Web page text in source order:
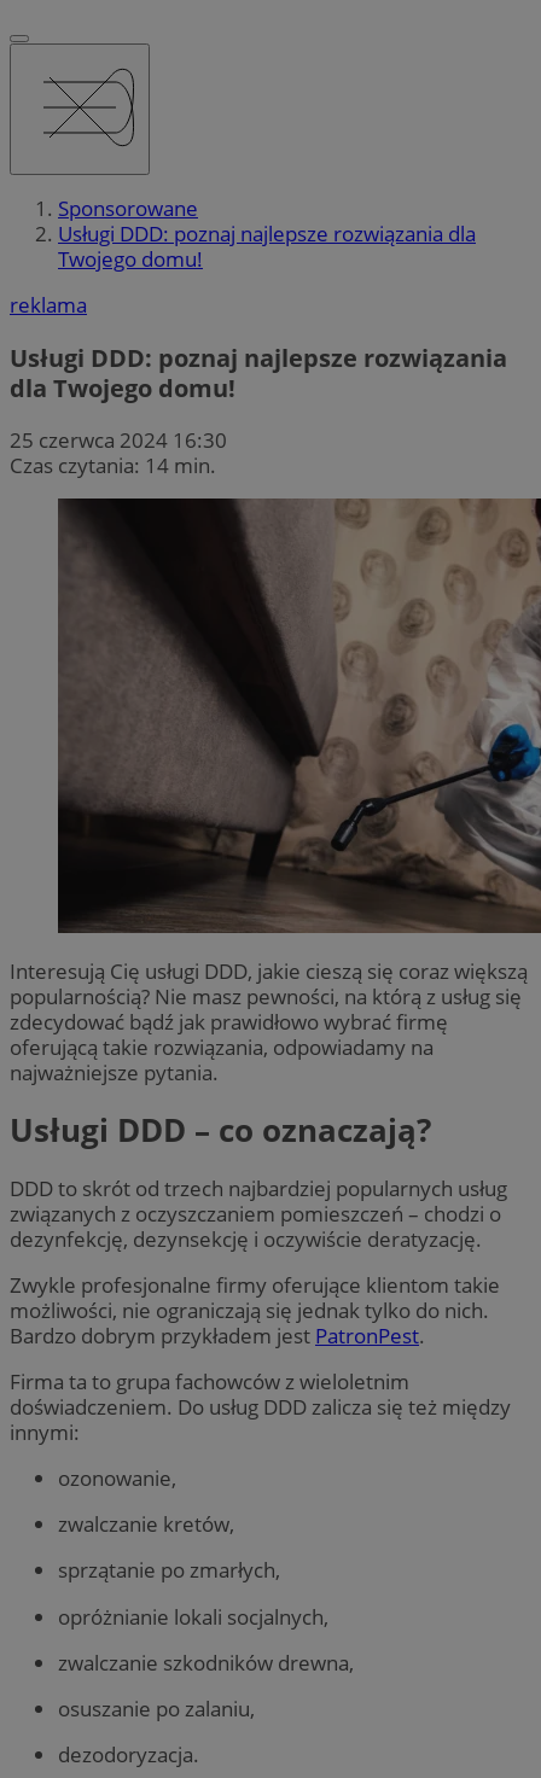
Sponsorowane
Usługi DDD: poznaj najlepsze rozwiązania dla
Twojego domu!
reklama
Usługi DDD: poznaj najlepsze rozwiązania
dla Twojego domu!
25 czerwca 2024 16:30
Czas czytania: 14 min.
Interesują Cię usługi DDD, jakie cieszą się coraz większą
popularnością? Nie masz pewności, na którą z usług się
zdecydować bądź jak prawidłowo wybrać firmę
oferującą takie rozwiązania, odpowiadamy na
najważniejsze pytania.
Usługi DDD – co oznaczają?
DDD to skrót od trzech najbardziej popularnych usług
związanych z oczyszczaniem pomieszczeń – chodzi o
dezynfekcję, dezynsekcję i oczywiście deratyzację.
Zwykle profesjonalne firmy oferujące klientom takie
możliwości, nie ograniczają się jednak tylko do nich.
Bardzo dobrym przykładem jest PatronPest.
Firma ta to grupa fachowców z wieloletnim
doświadczeniem. Do usług DDD zalicza się też między
innymi:
ozonowanie,
zwalczanie kretów,
sprzątanie po zmarłych,
opróżnianie lokali socjalnych,
zwalczanie szkodników drewna,
osuszanie po zalaniu,
dezodoryzacja.